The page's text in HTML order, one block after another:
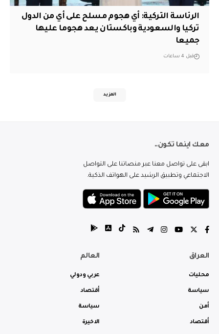
الرئاسة التركية: أي هجوم مسلح على أي من الدول
تركيا والسعودية وباكستان يعد هجوما عليها
جميعا
قبل 4 ساعات
المزيد
معك اينما تكون..
ابقى على تواصل معنا عبر منصاتنا على التواصل
الاجتماعي وتطبيق الرشيد على الهواتف الذكية.
العراق
محليات
سياسة
أمن
أقتصاد
العالم
عربي ودولي
أقتصاد
سياسة
الاخيرة